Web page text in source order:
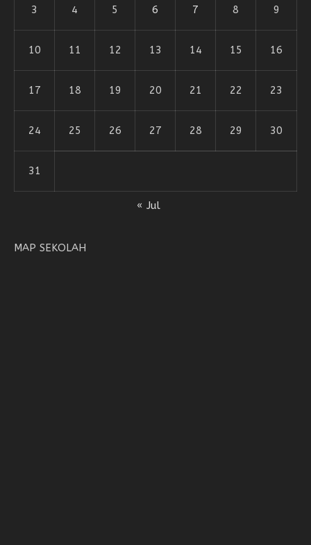
3 4 5 6 7 8 9
10 11 12 13 14 15 16
17 18 19 20 21 22 23
24 25 26 27 28 29 30
31
« Jul
MAP SEKOLAH